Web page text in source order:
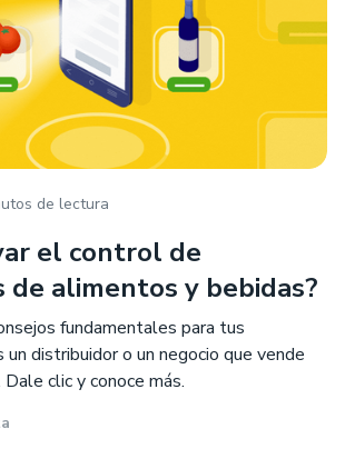
de lectura
el control de
de alimentos y bebidas?
fundamentales para tus
un distribuidor o un negocio que vende
clic y conoce más.